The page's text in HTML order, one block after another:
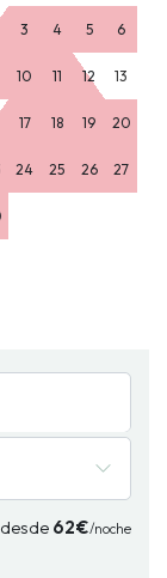
3 4 5 6
10 11 12 13
17 18 19 20
24 25 26 27
desde 62€/noche